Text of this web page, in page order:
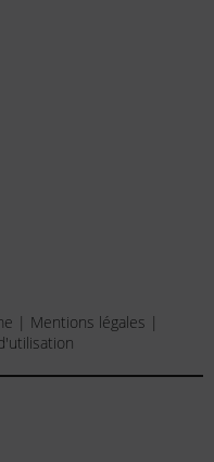
| Mentions légales |